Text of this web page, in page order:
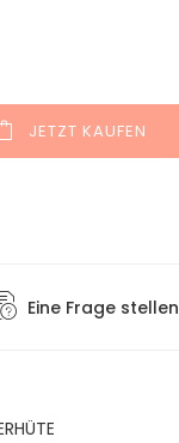
JETZT KAUFEN
Eine Frage stellen